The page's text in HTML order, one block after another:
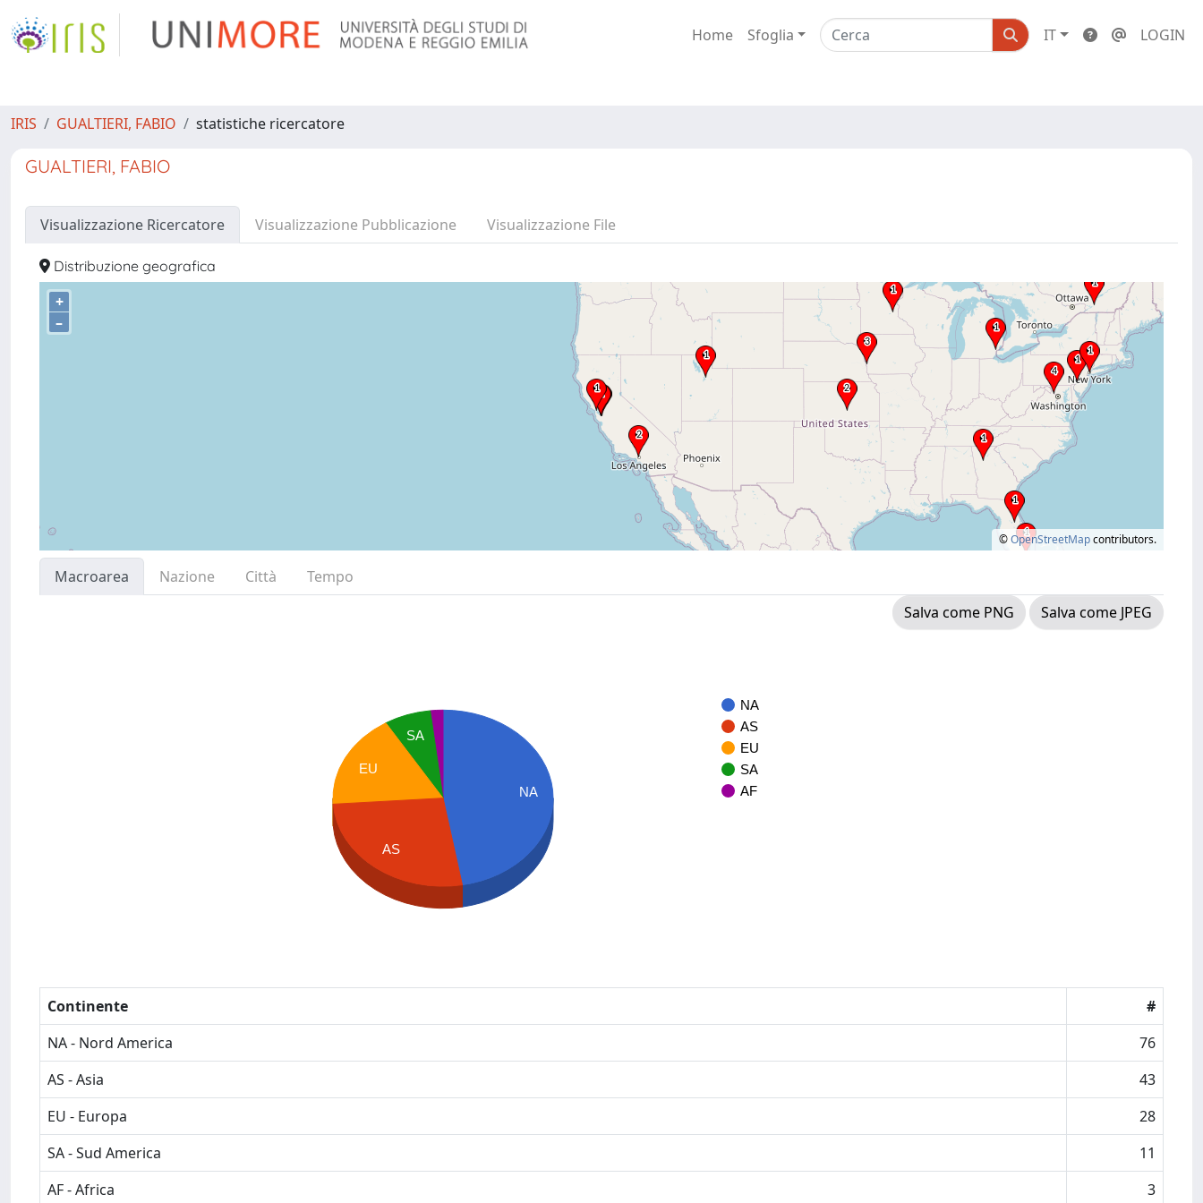
Home Sfoglia IT LOGIN
IRIS GUALTIERI, FABIO statistiche ricercatore
GUALTIERI, FABIO
Visualizzazione Ricercatore Visualizzazione Pubblicazione Visualizzazione File
Distribuzione geografica
+
–
©OpenStreetMapcontributors.
Macroarea Nazione Città
Tempo
Salva come PNG
Salva come JPEG
NA
AS
EU
SA
AF
NA
SA
EU
AS
Continente
#
NA - Nord America
76
AS - Asia
43
EU - Europa
28
SA - Sud America
11
AF - Africa
3